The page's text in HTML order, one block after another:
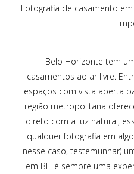
Fotografia de casamento
Belo Horizonte tem
casamentos ao ar livre.
espaços com vista aberta
região metropolitana
direto com a luz natural,
qualquer fotografia em
nesse caso, testemunhar)
em BH é sempre uma